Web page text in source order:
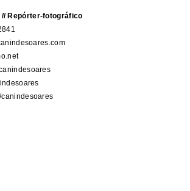
// Repórter-fotográfico